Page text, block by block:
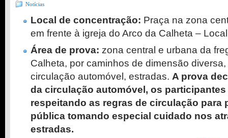
Notícias
Local de concentração: Praça na zona
em frente à igreja do Arco da Calheta –
Área de prova: zona central e urbana da
Calheta, por caminhos de dimensão
circulação automóvel, estradas. A prova
da circulação automóvel, os
respeitando as regras de circulação para
pública tomando especial cuidado nos
estradas.